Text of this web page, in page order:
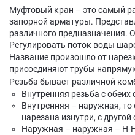
Муфтовый кран – это самый
запорной арматуры.
различного предназначения.
Регулировать поток воды
Название произошло от
присоединяют трубы
Резьба бывает различной
Внутренняя резьба с
Внутренняя – наружная, то
нарезана изнутри, с
Наружная – наружная – Н-